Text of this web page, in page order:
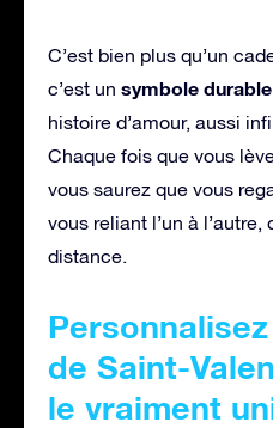
C’est bien plus qu’un
c’est un symbole
histoire d’amour, aussi
Chaque fois que vous
vous saurez que vous
vous reliant l’un à
distance.
de Saint-
le vraiment